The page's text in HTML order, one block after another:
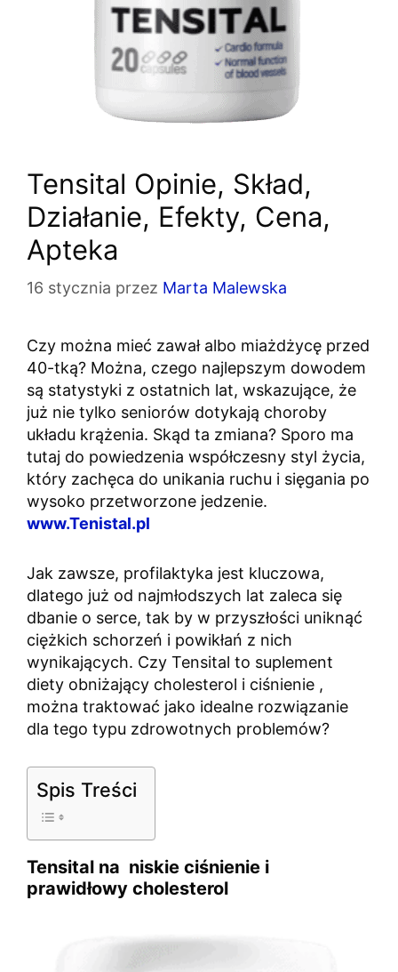
Tensital Opinie, Skład,
Działanie, Efekty, Cena,
Apteka
16 stycznia przez Marta Malewska
Czy można mieć zawał albo miażdżycę przed
40-tką? Można, czego najlepszym dowodem
są statystyki z ostatnich lat, wskazujące, że
już nie tylko seniorów dotykają choroby
układu krążenia. Skąd ta zmiana? Sporo ma
tutaj do powiedzenia współczesny styl życia,
który zachęca do unikania ruchu i sięgania po
wysoko przetworzone jedzenie.
www.Tenistal.pl
Jak zawsze, profilaktyka jest kluczowa,
dlatego już od najmłodszych lat zaleca się
dbanie o serce, tak by w przyszłości uniknąć
ciężkich schorzeń i powikłań z nich
wynikających. Czy Tensital to suplement
diety obniżający cholesterol i ciśnienie ,
można traktować jako idealne rozwiązanie
dla tego typu zdrowotnych problemów?
Spis Treści
Tensital na niskie ciśnienie i
prawidłowy cholesterol